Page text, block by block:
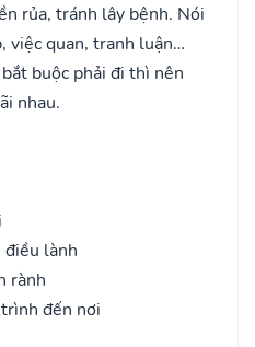
rủa, tránh lây bệnh. Nói
việc quan, tranh luận…
buộc phải đi thì nên
nhau.
lành
rành
đến nơi